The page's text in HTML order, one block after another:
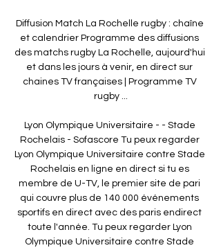
Diffusion Match La Rochelle rugby : chaîne
et calendrier Programme des diffusions
des matchs rugby La Rochelle, aujourd'hui
et dans les jours à venir, en direct sur
chaines TV françaises | Programme TV
rugby ...
Lyon Olympique Universitaire - - Stade
Rochelais - Sofascore Tu peux regarder
Lyon Olympique Universitaire contre Stade
Rochelais en ligne en direct si tu es
membre de U-TV, le premier site de pari
qui couvre plus de 140 000 événements
sportifs en direct avec des paris endirect
toute l'année. Tu peux regarder Lyon
Olympique Universitaire contre Stade